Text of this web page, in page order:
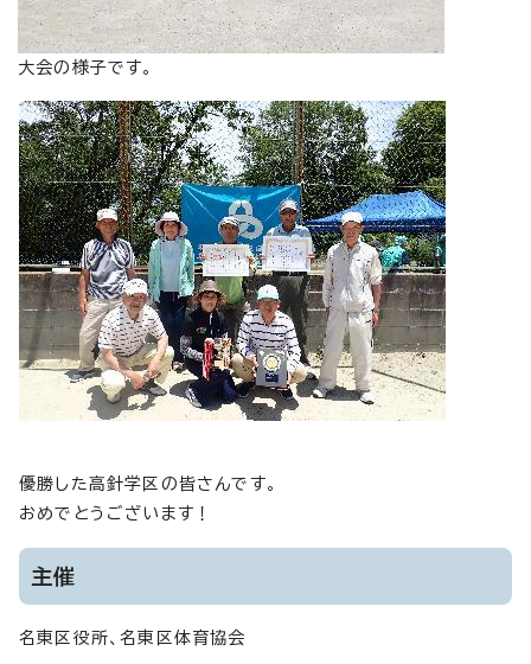
大会の様子です。
優勝した高針学区の皆さんです。
おめでとうございます！
主催
名東区役所、名東区体育協会